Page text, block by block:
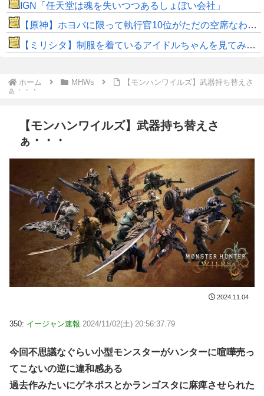
IGN「任天堂は魂を失いつつあるしょぼい会社」
【原神】ホヨバに限って執行官10位がただの空席なわけない！
【ミリシタ】制服を着ているアイドルちゃんを見てみよう👀
ホーム MHWs
【モンハンワイルズ】武器持ち替えさ
ぁ・・・
【モンハンワイルズ】武器持ち替えさ
ぁ・・・
2024.11.04
350: イージャン速報 2024/11/02(土) 20:56:37.79
今回不思議なぐらい小型モンスターがハンターに喧嘩売っ
てこないの逆に違和感ある
過去作みたいにゲネポスとかランゴスタに麻痺させられた